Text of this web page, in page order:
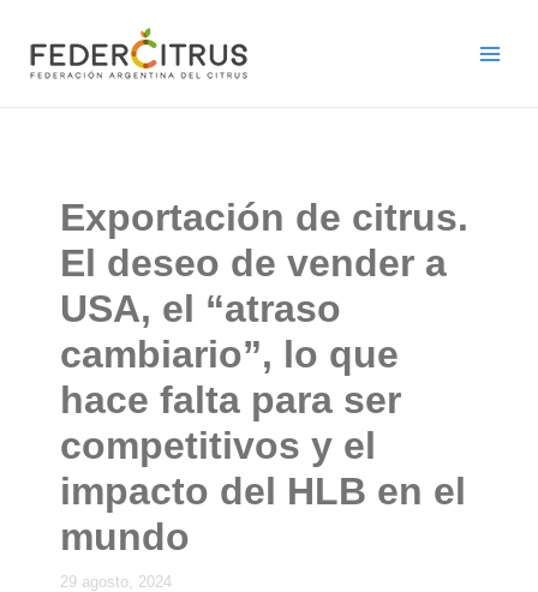
contenido
Exportación de citrus.
El deseo de vender a
USA, el “atraso
cambiario”, lo que
hace falta para ser
competitivos y el
impacto del HLB en el
mundo
29 agosto, 2024